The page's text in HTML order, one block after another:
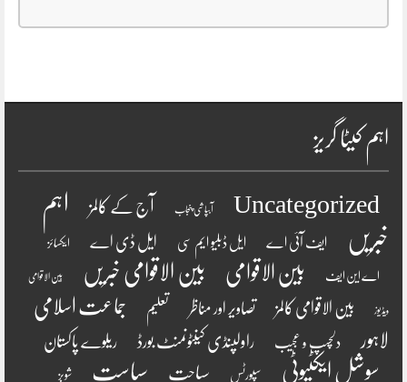
اہم کیٹا گریز
Uncategorized آبپاشی پنجاب آج کے کالمز
اہم
خبریں
ایف آئی اے ایل ڈبلیو ایم سی ایل ڈی اے ایکسائز
اے این ایف بین الاقوامی بین الاقوامی خبریں بین الاقوامی
ویڈیوز بین الاقوامی کالمز تصاویر اور مناظر تعلیم
جماعت اسلامی
لاہور
دلچسپ و عجیب راولپنڈی کینٹونمنٹ بورڈ ریلوے پاکستان
سوشل ایکٹیوٹی سپورٹس سیاحت سیاست شوبز